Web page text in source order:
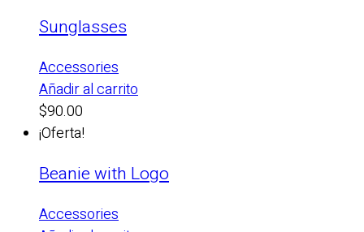
era:
Sunglasses
Accessories
Añadir al carrito
$90.00
¡Oferta!
Beanie with Logo
Accessories